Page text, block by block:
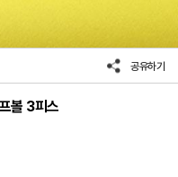
공유하기
볼 3피스